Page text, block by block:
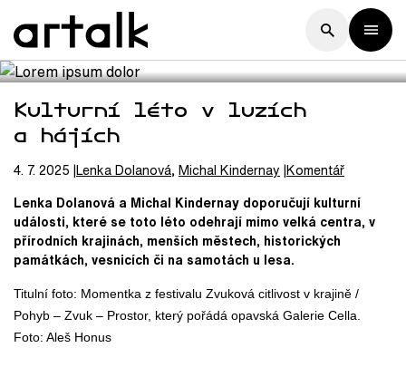
Kulturní léto v luzích
a hájích
4. 7. 2025 LenkaDolanová, Michal Kindernay Komentář
Lenka Dolanová a Michal Kindernay doporučují kulturní
události, které se toto léto odehrají mimo velká centra, v
přírodních krajinách, menších městech, historických
památkách, vesnicích či na samotách u lesa.
Titulní foto: Momentka z festivalu Zvuková citlivost v krajině /
Pohyb – Zvuk – Prostor, který pořádá opavská Galerie Cella.
Foto: Aleš Honus